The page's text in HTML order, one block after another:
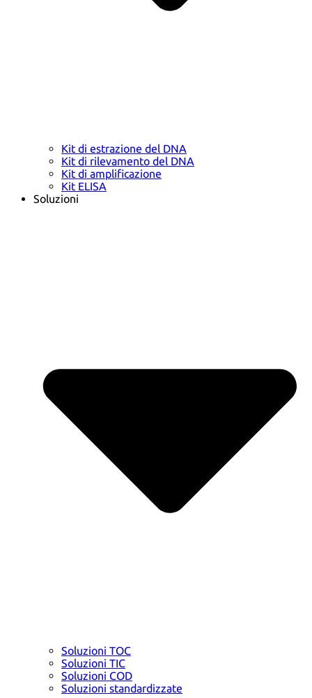
Kit di estrazione del DNA
Kit di rilevamento del DNA
Kit di amplificazione
Kit ELISA
Soluzioni
Soluzioni TOC
Soluzioni TIC
Soluzioni COD
Soluzioni standardizzate